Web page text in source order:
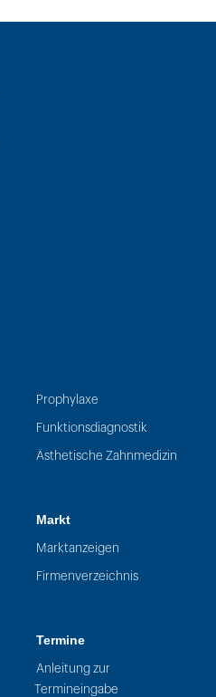
Prophylaxe
Funktionsdiagnostik
Ästhetische Zahnmedizin
Markt
Marktanzeigen
Firmenverzeichnis
Termine
Anleitung zur
Termineingabe